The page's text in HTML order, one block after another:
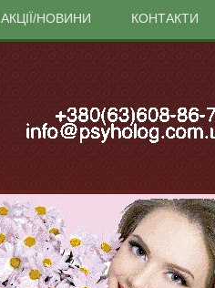
АКЦІЇ/НОВИНИ КОНТАКТИ